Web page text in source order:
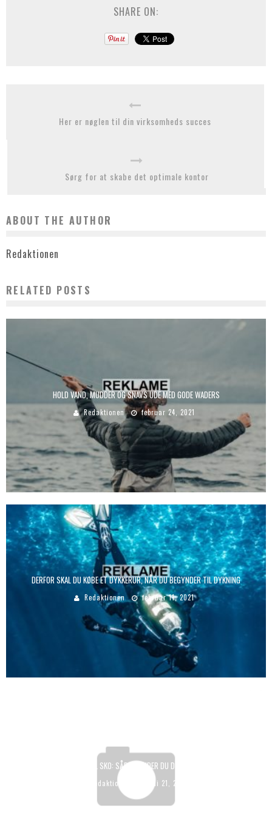
SHARE ON:
Her er nøglen til din virksomheds succes
Sørg for at skabe det optimale kontor
ABOUT THE AUTHOR
Redaktionen
RELATED POSTS
HOLD VAND, MUDDER OG SNAVS UDE MED GODE WADERS
Redaktionen februar 24, 2021
DERFOR SKAL DU KØBE ET DYKKERUR, NÅR DU BEGYNDER TIL DYKNING
Redaktionen februar 11, 2021
DE BEDSTE PADEL SKO: SÅDAN FINDER DU DET PERFEKTE PAR
Redaktionen juli 21, 2023